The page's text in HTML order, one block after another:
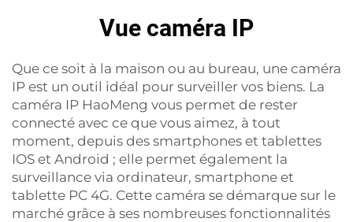
Vue caméra IP
Que ce soit à la maison ou au bureau, une caméra
IP est un outil idéal pour surveiller vos biens. La
caméra IP HaoMeng vous permet de rester
connecté avec ce que vous aimez, à tout
moment, depuis des smartphones et tablettes
IOS et Android ; elle permet également la
surveillance via ordinateur, smartphone et
tablette PC 4G. Cette caméra se démarque sur le
marché grâce à ses nombreuses fonctionnalités